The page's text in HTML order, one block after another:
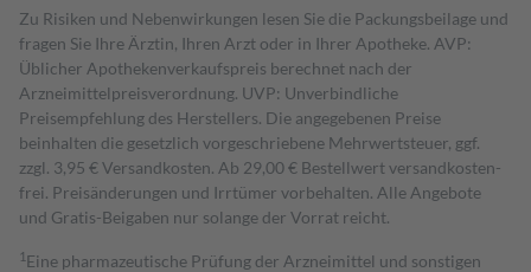
Zu Risiken und Nebenwirkungen lesen Sie die Packungsbeilage und
fragen Sie Ihre Ärztin, Ihren Arzt oder in Ihrer Apotheke. AVP:
Üblicher Apothekenverkaufspreis berechnet nach der
Arzneimittelpreisverordnung. UVP: Unverbindliche
Preisempfehlung des Herstellers. Die angegebenen Preise
beinhalten die gesetzlich vorgeschriebene Mehrwertsteuer, ggf.
zzgl. 3,95 € Versandkosten. Ab 29,00 € Bestell­wert versand­kosten­
frei. Preisänderungen und Irrtümer vorbehalten. Alle Angebote
und Gratis-Beigaben nur solange der Vorrat reicht.
1 Eine pharmazeutische Prüfung der Arzneimittel und sonstigen